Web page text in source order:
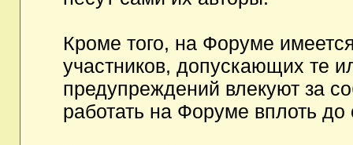
Кроме того, на Форуме
участников, допускающих те
предупреждений влекуют за
работать на Форуме вплоть